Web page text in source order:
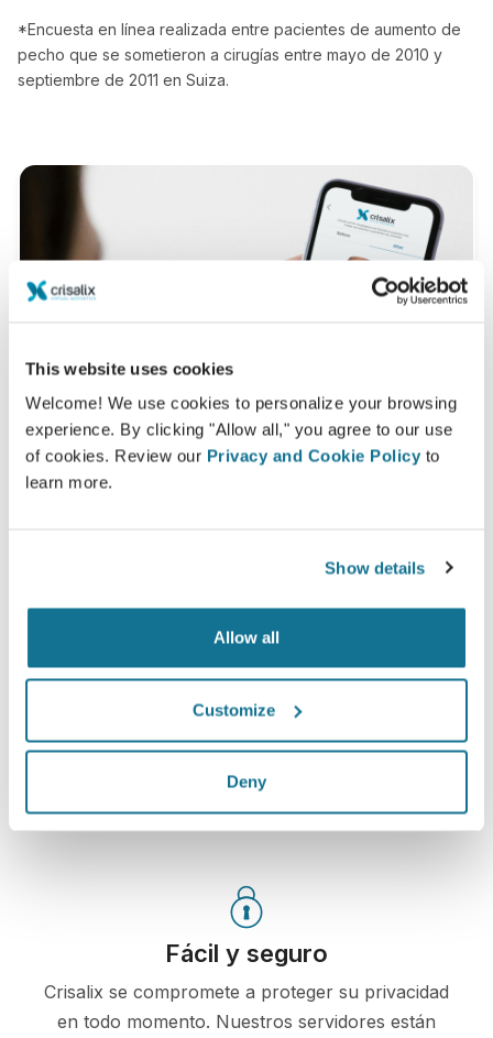
This website uses cookies
Welcome! We use cookies to personalize your browsing
experience. By clicking "Allow all," you agree to our use
of cookies. Review our Privacy and Cookie Policy to
learn more.
Show details
Allow all
Customize
Deny
*Encuesta en línea realizada entre pacientes de aumento de
pecho que se sometieron a cirugías entre mayo de 2010 y
septiembre de 2011 en Suiza.
Bergman Clinics UITERLIJK
EN HUID MEDISPA ZWOLLEpuede darte acceso para
ver tu "nuevo yo" desde casa, con tu propia cuenta
Crisalix. Esto te permitirá compartirlo con tu familia y
amigos o con cualquier persona a la que quieras pedir
¡Mira tu nuevo tú ahora!
Fácil y seguro
Crisalix se compromete a proteger su privacidad
en todo momento. Nuestros servidores están